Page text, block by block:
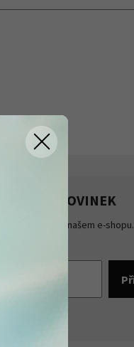
NOVINEK
a akcích na našem e-shopu.